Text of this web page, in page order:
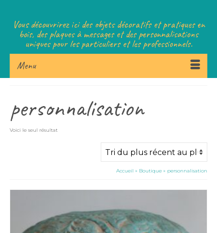
Vous découvrirez ici des objets décoratifs et pratiques en
bois, des plaques à messages et des personnalisations
uniques pour les particuliers et les professionnels.
Menu
personnalisation
Voici le seul résultat
Accueil » Boutique » personnalisation